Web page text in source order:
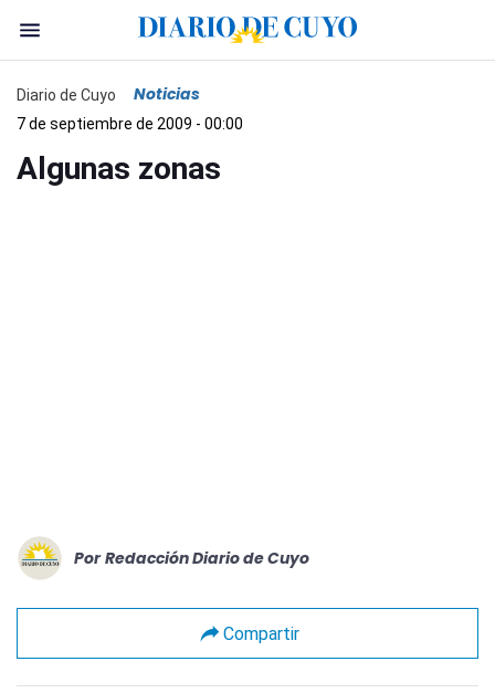
Diario de Cuyo Noticias
7 de septiembre de 2009 - 00:00
Algunas zonas
Por Redacción Diario de Cuyo
Compartir